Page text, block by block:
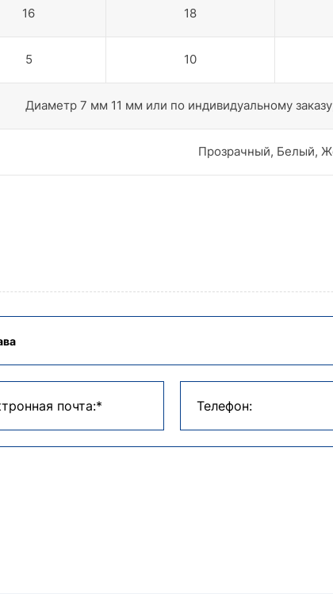
16 18
5 10
Диаметр 7 мм 11 мм или по индивидуальному
Прозрачный, Белый,
почта:* Телефон: